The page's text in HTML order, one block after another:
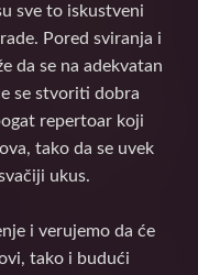
sve to iskustveni
Pored sviranja i
da se na adekvatan
se stvoriti dobra
repertoar koji
tako da se uvek
ukus.
i verujemo da će
tako i budući